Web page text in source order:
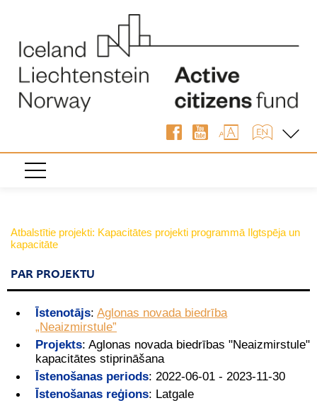
Atbalstītie projekti: Kapacitātes projekti programmā Ilgtspēja un
kapacitāte
PAR PROJEKTU
Īstenotājs: Aglonas novada biedrība
„Neaizmirstule”
Projekts: Aglonas novada biedrības "Neaizmirstule"
kapacitātes stiprināšana
Īstenošanas periods: 2022-06-01 - 2023-11-30
Īstenošanas reģions: Latgale